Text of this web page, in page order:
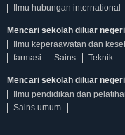
Ilmu hubungan international
Mencari sekolah diluar
Ilmu keperaawatan dan
farmasi
Sains Teknik
Mencari sekolah diluar
Ilmu pendidikan dan
Sains umum